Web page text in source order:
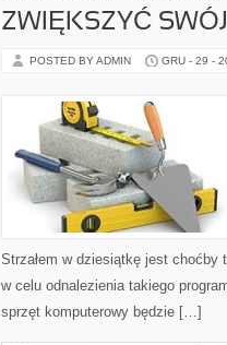
ZWIĘKSZYĆ
POSTED BY ADMIN GRU - 29 -
Strzałem w dziesiątkę jest choćby
w celu odnalezienia takiego
sprzęt komputerowy będzie […]